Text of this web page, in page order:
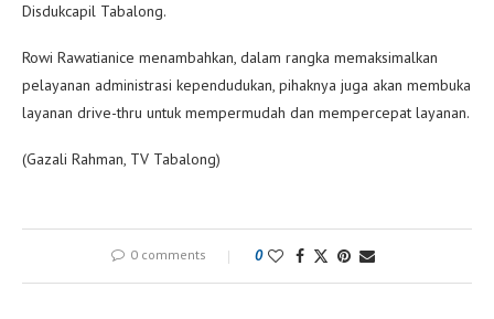
Disdukcapil Tabalong.
Rowi Rawatianice menambahkan, dalam rangka memaksimalkan
pelayanan administrasi kependudukan, pihaknya juga akan membuka
layanan drive-thru untuk mempermudah dan mempercepat layanan.
(Gazali Rahman, TV Tabalong)
0 comments 0